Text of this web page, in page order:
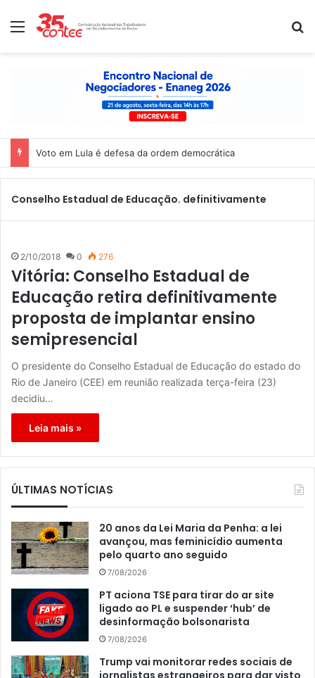
Menu
Voto em Lula é defesa da ordem democrática
Conselho Estadual de Educação. definitivamente
2/10/2018 0 276
Vitória: Conselho Estadual de
Educação retira definitivamente
proposta de implantar ensino
semipresencial
O presidente do Conselho Estadual de Educação do estado do
Rio de Janeiro (CEE) em reunião realizada terça-feira (23)
decidiu…
Leia mais »
ÚLTIMAS NOTÍCIAS
20 anos da Lei Maria da Penha: a lei
avançou, mas feminicídio aumenta
pelo quarto ano seguido
7/08/2026
PT aciona TSE para tirar do ar site
ligado ao PL e suspender ‘hub’ de
desinformação bolsonarista
7/08/2026
Trump vai monitorar redes sociais de
jornalistas estrangeiros para dar visto